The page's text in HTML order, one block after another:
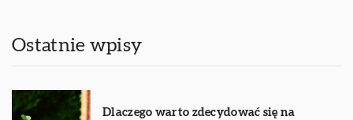
Ostatnie wpisy
Dlaczego warto zdecydować się na